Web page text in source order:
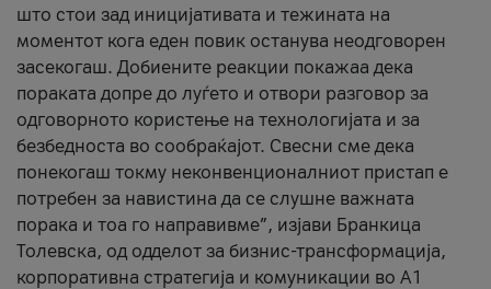
што стои зад иницијативата и тежината на
моментот кога еден повик останува неодговорен
засекогаш. Добиените реакции покажаа дека
пораката допре до луѓето и отвори разговор за
одговорното користење на технологијата и за
безбедноста во сообраќајот. Свесни сме дека
понекогаш токму неконвенционалниот пристап е
потребен за навистина да се слушне важната
порака и тоа го направивме”, изјави Бранкица
Толевска, од одделот за бизнис-трансформација,
корпоративна стратегија и комуникации во А1